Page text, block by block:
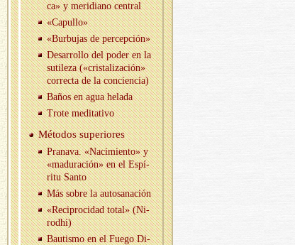
ca» y me­ri­diano cen­tral
«Ca­pu­llo»
«Bur­bu­jas de per­cep­ción»
Desa­rro­llo del poder en la
su­ti­le­za («cris­ta­li­za­ción»
co­rrec­ta de la con­cien­cia)
Baños en agua he­la­da
Trote me­di­ta­ti­vo
Mé­to­dos su­pe­rio­res
Pra­na­va. «Na­ci­mien­to» y
«ma­du­ra­ción» en el Es­pí­
ri­tu Santo
Más sobre la au­to­sa­na­ción
«Re­ci­pro­ci­dad total» (Ni­
rod­hi)
Bau­tis­mo en el Fuego Di­